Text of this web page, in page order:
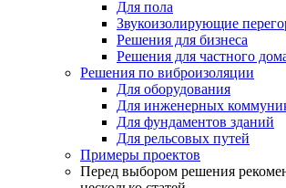
Для пола
Звукоизолирующие
Решения для бизнеса
Решения для частного
Решения по виброизоляции
Для оборудования
Для инженерных
Для фундаментов зданий
Для рельсовых путей
Примеры проектов
Перед выбором решения